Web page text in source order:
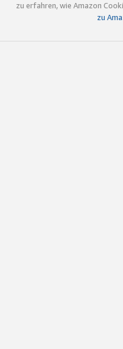
zu erfahren, wie Amazon
zu